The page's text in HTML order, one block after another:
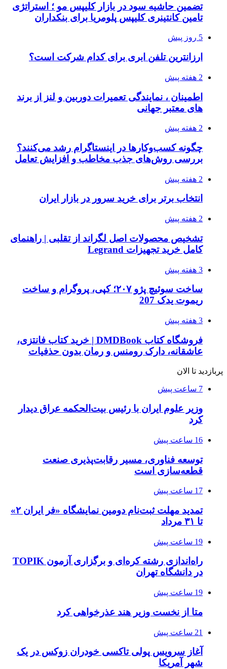
تضمین حاشیه سود در بازار کلیپس مو ؛ استراتژی
تامین کانتینری کلیپس پلومریا برای بنکداران
5 روز پیش
ارزانترین تلفن ابری برای کدام شرکت است؟
2 هفته پیش
اطمینان ، نمایندگی تعمیرات دوربین و لنز از برند
های معتبر جهانی
2 هفته پیش
چگونه کسب‌وکارها در اینستاگرام رشد می‌کنند؟
بررسی روش‌های جذب مخاطب و افزایش تعامل
2 هفته پیش
انتخاب برتر برای خرید سرور در بازار ایران
2 هفته پیش
تشخیص محصولات اصل لگراند از تقلبی | راهنمای
کامل خرید تجهیزات Legrand
3 هفته پیش
ساخت سوئیچ پژو ۲۰۷؛ کپی، پروگرام و ساخت
ریموت یدک 207
3 هفته پیش
فروشگاه کتاب DMDBook | خرید کتاب فانتزی،
عاشقانه، دارک رومنس و رمان بدون حذفیات
پربازدید تا الان
7 ساعت پیش
وزیر علوم ایران با رئیس بیت‌الحکمه عراق دیدار
کرد
16 ساعت پیش
توسعه فناوری، مسیر رقابت‌پذیری صنعت
قطعه‌سازی است
17 ساعت پیش
تمدید مهلت ثبت‌نام دومین نمایشگاه «فر ایران ۲»
تا ۳۱ مرداد
19 ساعت پیش
راه‌اندازی رشته کره‌ای و برگزاری آزمون TOPIK
در دانشگاه تهران
19 ساعت پیش
متا از نخست وزیر هند عذرخواهی کرد
21 ساعت پیش
آغاز سرویس پولی تاکسی خودران زوکس در یک
شهر آمریکا